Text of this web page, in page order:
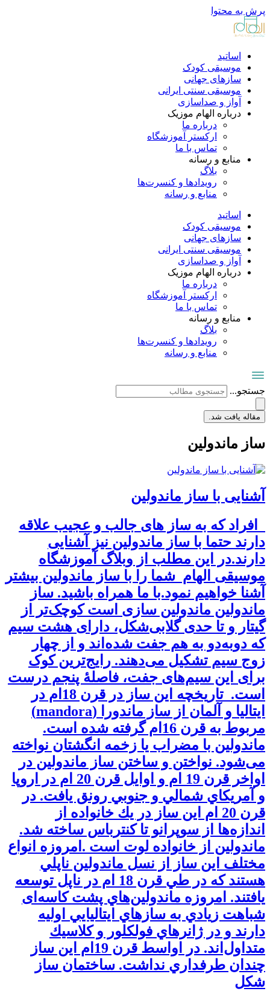
پرش به محتوا
اساتید
موسیقی کودک
سازهای جهانی
موسیقی سنتی ایرانی
آواز و صداسازی
درباره الهام موزیک
درباره ما
ارکستر آموزشگاه
تماس با ما
منابع و رسانه
بلاگ
رویدادها و کنسرت‌ها
منابع و رسانه
اساتید
موسیقی کودک
سازهای جهانی
موسیقی سنتی ایرانی
آواز و صداسازی
درباره الهام موزیک
درباره ما
ارکستر آموزشگاه
تماس با ما
منابع و رسانه
بلاگ
رویدادها و کنسرت‌ها
منابع و رسانه
جستجو...
مقاله یافت شد.
ساز ماندولین
آشنایی با ساز ماندولین
افراد که به ساز های جالب و عجیب علاقه
دارند حتما با ساز ماندولین نیز آشنایی
دارند.در این مطلب از وبلاگ آموزشگاه
موسیقی الهام شما را با ساز ماندولین بیشتر
آشنا خواهیم نمود.با ما همراه باشید. ساز
ماندولین ماندولین سازی است کوچک‌تر از
گیتار و تا حدی گلابی‌شکل، دارای هشت سیم
که دوبه‌دو به هم جفت شده‌اند و از چهار
زوج سیم تشکیل می‌دهند. رایج‌ترین کوک
برای این سیم‌های جفت، فاصلهٔ پنجم درست
است. تاریخچه اين ساز در قرن 18ام در
ايتاليا و آلمان از ساز ماندورا (mandora)
مربوط به قرن 16ام گرفته شده است.
ماندولین با مضراب یا زخمه انگشتان نواخته
می‌شود. نواختن و ساختن ساز ماندولين در
اواخر قرن 19 ام و اوايل قرن 20 ام در اروپا
و آمريكاي شمالي و جنوبي رونق يافت. در
قرن 20 ام این ساز در يك خانواده از
اندازه‌ها از سوپرانو تا كنترباس ساخته شد.
ماندولین از خانواده لوت است .امروزه انواع
مختلف این ساز از نسل ماندولين ناپلي
هستند كه در طي قرن 18 ام در ناپل توسعه
يافتند. امروزه ماندولين‌هاي پشت کاسه‌ای
شباهت زيادي به سازهاي ايتاليايي اوليه
دارند و در ژانرهاي فولکلور و كلاسيك
متداول‌اند. در اواسط قرن 19ام این ساز
چندان طرفداري نداشت. ساختمان ساز
شکل